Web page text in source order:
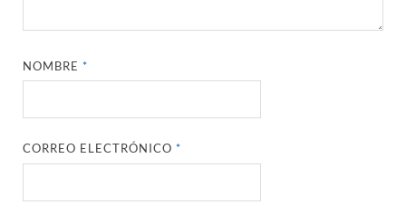
NOMBRE*
CORREO ELECTRÓNICO*